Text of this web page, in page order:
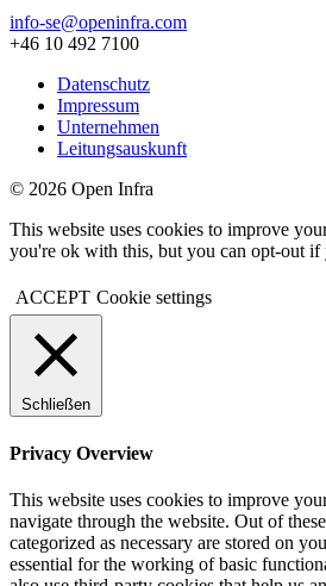
info-se@openinfra.com
+46 10 492 7100
Datenschutz
Impressum
Unternehmen
Leitungsauskunft
© 2026 Open Infra
This website uses cookies to improve
you're ok with this, but you can opt-out if
ACCEPT Cookie settings
Schließen
Privacy Overview
This website uses cookies to improve
navigate through the website. Out of
categorized as necessary are stored on
essential for the working of basic